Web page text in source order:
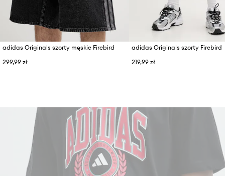
adidas Originals szorty męskie Firebird
299,99 zł
adidas Originals szorty Firebird
219,99 zł